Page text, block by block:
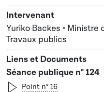
Yuriko Backes •
Travaux publics
Séance publique n° 124
Point n° 16